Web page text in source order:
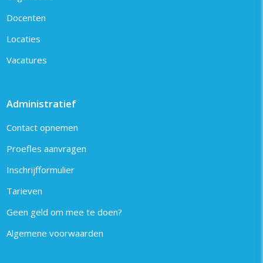
Docenten
Locaties
Vacatures
Administratief
Contact opnemen
Proefles aanvragen
Inschrijfformulier
Tarieven
Geen geld om mee te doen?
Algemene voorwaarden